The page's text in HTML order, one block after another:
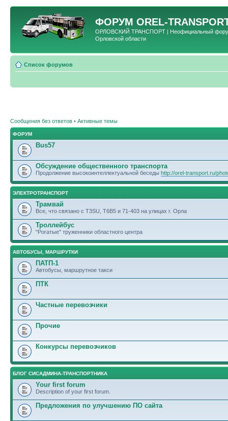
ФОРУМ OREL-
ОРЛОВСКИЙ ТРАНСПОРТ | Неофициальный форум
Орловской области
Список форумов
Сообщения без ответов • Активные темы
ФОРУМ
Bus57
Обсуждение общественного транспорта
Продолжение высокоинтеллектуальной беседы http://orel-transport.ru/
ЭЛЕКТРОТРАНСПОРТ
Трамвай
Все, что связано с T3SU, T6B5 и 71-403 на улицах г. Орла
Троллейбус
"Рогатые" труженники областного центра
АВТОБУСЫ, МАРШРУТКИ
ПАТП-1
Автобусы, маршрутное такси
ПТК
Частные перевозчики
Прочие
Конкурсы перевозчиков
БЛОГ СИСАДМИНА-ТРАНСПОРТНИКА
Your first forum
Description of your first forum.
Предложения по улучшению ПО сайта